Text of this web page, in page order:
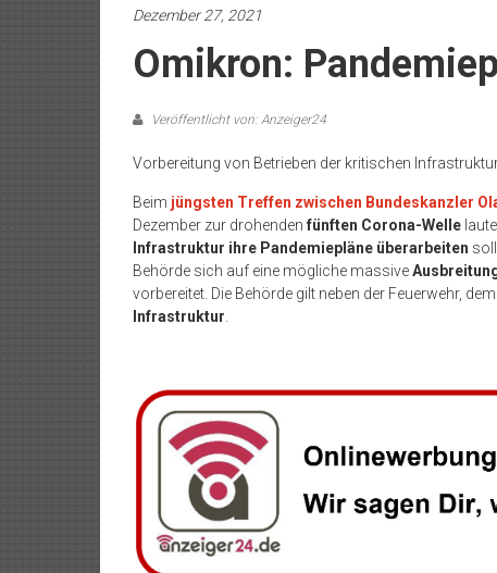
Dezember 27, 2021
Omikron:
Veröffentlicht von: Anzeiger24
Vorbereitung von Betrieben der kritischen
Beim jüngsten Treffen zwischen Bundeskanzler
Dezember zur drohenden fünften Corona-Welle
Infrastruktur ihre Pandemiepläne überarbeiten
Behörde sich auf eine mögliche massive
vorbereitet. Die Behörde gilt neben der Feuerwehr,
Infrastruktur